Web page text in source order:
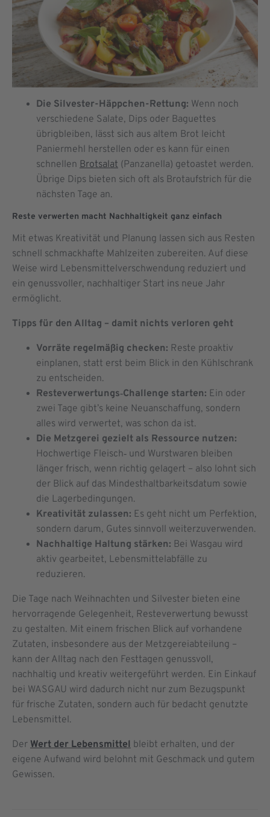
Die Silvester-Häppchen-Rettung: Wenn noch
verschiedene Salate, Dips oder Baguettes
übrigbleiben, lässt sich aus altem Brot leicht
Paniermehl herstellen oder es kann für einen
schnellen Brotsalat (Panzanella) getoastet werden.
Übrige Dips bieten sich oft als Brotaufstrich für die
nächsten Tage an.
Reste verwerten macht Nachhaltigkeit ganz einfach
Mit etwas Kreativität und Planung lassen sich aus Resten
schnell schmackhafte Mahlzeiten zubereiten. Auf diese
Weise wird Lebensmittelverschwendung reduziert und
ein genussvoller, nachhaltiger Start ins neue Jahr
ermöglicht.
Tipps für den Alltag – damit nichts verloren geht
Vorräte regelmäßig checken: Reste proaktiv
einplanen, statt erst beim Blick in den Kühlschrank
zu entscheiden.
Resteverwertungs‑Challenge starten: Ein oder
zwei Tage gibt’s keine Neuanschaffung, sondern
alles wird verwertet, was schon da ist.
Die Metzgerei gezielt als Ressource nutzen:
Hochwertige Fleisch‑ und Wurstwaren bleiben
länger frisch, wenn richtig gelagert – also lohnt sich
der Blick auf das Mindesthaltbarkeitsdatum sowie
die Lagerbedingungen.
Kreativität zulassen: Es geht nicht um Perfektion,
sondern darum, Gutes sinnvoll weiterzuverwenden.
Nachhaltige Haltung stärken: Bei Wasgau wird
aktiv gearbeitet, Lebensmittelabfälle zu
reduzieren.
Die Tage nach Weihnachten und Silvester bieten eine
hervorragende Gelegenheit, Resteverwertung bewusst
zu gestalten. Mit einem frischen Blick auf vorhandene
Zutaten, insbesondere aus der Metzgereiabteilung –
kann der Alltag nach den Festtagen genussvoll,
nachhaltig und kreativ weitergeführt werden. Ein Einkauf
bei WASGAU wird dadurch nicht nur zum Bezugspunkt
für frische Zutaten, sondern auch für bedacht genutzte
Lebensmittel.
Der Wert der Lebensmittel bleibt erhalten, und der
eigene Aufwand wird belohnt mit Geschmack und gutem
Gewissen.